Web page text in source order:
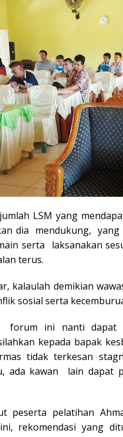
LSM yang
dia mendukung, yang
serta laksanakan
terus.
kalaulah demikian
sosial serta
forum ini nanti dapat
kepada bapak
tidak terkesan
ada kawan lain dapat
peserta pelatihan
rekomendasi yang